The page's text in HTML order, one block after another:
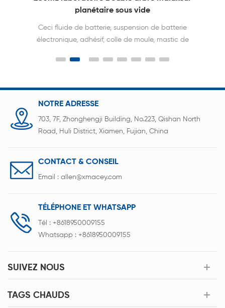
batterie au lithium de laboratoire fonction de
il est largement utilisé dans la recherche de divers
films de revêtement à haute température, tels que
matériaux de batterie et les films; il peut s'adapter
technologie pour la formation de films dans des
conditions de haute température dans le futur.
NOTRE ADRESSE
703, 7F, Zhonghengji Building, No.223, Qishan North
Road, Huli District, Xiamen, Fujian, China
CONTACT & CONSEIL
Email : allen@xmacey.com
TÉLÉPHONE ET WHATSAPP
Tél : +8618950009155
Whatsapp : +8618950009155
SUIVEZ NOUS
TAGS CHAUDS